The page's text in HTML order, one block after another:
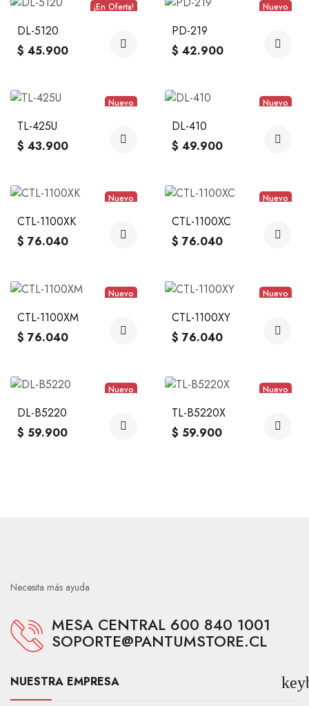
¡En Oferta!
Nuevo
DL-5120
$ 45.900
Nuevo
PD-219
$ 42.900
Nuevo
TL-425U
$ 43.900
Nuevo
DL-410
$ 49.900
Nuevo
CTL-1100XK
$ 76.040
Nuevo
CTL-1100XC
$ 76.040
Nuevo
CTL-1100XM
$ 76.040
Nuevo
CTL-1100XY
$ 76.040
Nuevo
DL-B5220
$ 59.900
Nuevo
TL-B5220X
$ 59.900
Necesita más ayuda
MESA CENTRAL 600 840 1001
SOPORTE@PANTUMSTORE.CL
NUESTRA EMPRESA